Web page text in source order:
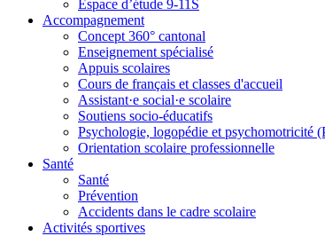
Espace d’étude 9-11S
Accompagnement
Concept 360° cantonal
Enseignement spécialisé
Appuis scolaires
Cours de français et classes d'accueil
Assistant·e social·e scolaire
Soutiens socio-éducatifs
Psychologie, logopédie et psychomotricité
Orientation scolaire professionnelle
Santé
Santé
Prévention
Accidents dans le cadre scolaire
Activités sportives